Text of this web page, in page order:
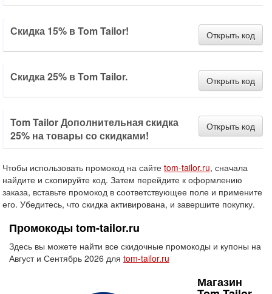
Скидка 15% в Tom Tailor! Открыть код
Скидка 25% в Tom Tailor. Открыть код
Tom Tailor Дополнительная скидка
25% на товары со скидками!
Открыть код
Чтобы использовать промокод на сайте tom-tailor.ru, сначала
найдите и скопируйте код. Затем перейдите к оформлению
заказа, вставьте промокод в соответствующее поле и примените
его. Убедитесь, что скидка активирована, и завершите покупку.
Промокоды tom-tailor.ru
Здесь вы можете найти все скидочные промокоды и купоны на
Август и Сентябрь 2026 для tom-tailor.ru
Магазин